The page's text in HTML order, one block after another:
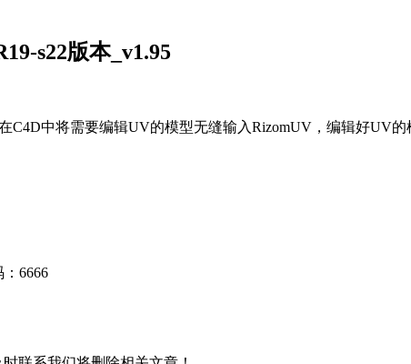
s22版本_v1.95
C4D中将需要编辑UV的模型无缝输入RizomUV ，编辑好UV
6666